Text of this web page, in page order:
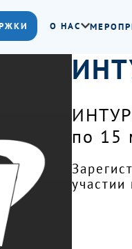
О НАС
по 15